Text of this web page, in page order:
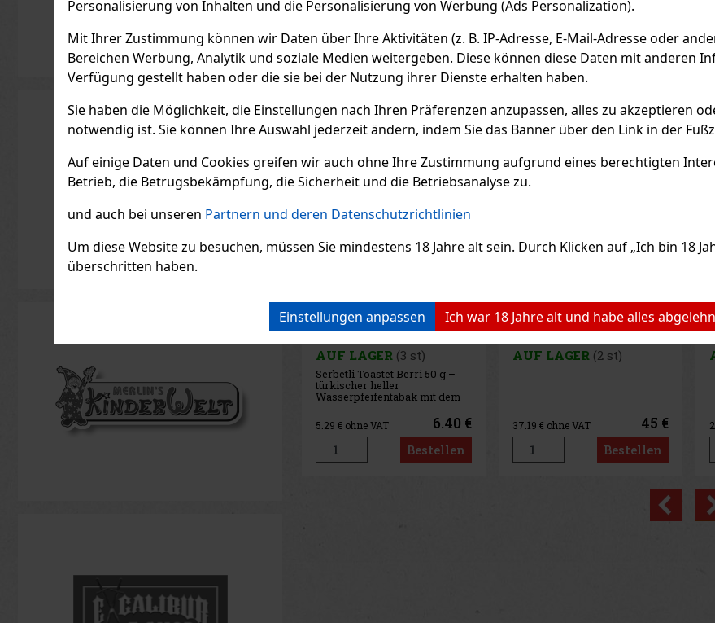
Personalisierung von Inhalten und die Personalisierung von Werbung (Ads Personalization).
Mit Ihrer Zustimmung können wir Daten über Ihre Aktivitäten (z. B. IP-Adresse, E-Mail-Adresse oder
Bereichen Werbung, Analytik und soziale Medien weitergeben. Diese können diese Daten mit anderen
Verfügung gestellt haben oder die sie bei der Nutzung ihrer Dienste erhalten haben.
Sie haben die Möglichkeit, die Einstellungen nach Ihren Präferenzen anzupassen, alles zu akzeptieren
notwendig ist. Sie können Ihre Auswahl jederzeit ändern, indem Sie das Banner über den Link in der
Auf einige Daten und Cookies greifen wir auch ohne Ihre Zustimmung aufgrund eines berechtigten
Betrieb, die Betrugsbekämpfung, die Sicherheit und die Betriebsanalyse zu.
und auch bei unseren Partnern und deren Datenschutzrichtlinien
Um diese Website zu besuchen, müssen Sie mindestens 18 Jahre alt sein. Durch Klicken auf „Ich bin 18
überschritten haben.
Einstellungen anpassen Ich war 18 Jahre alt und habe alles
EMPFOHLENE
Rabatt: 21%
türkischer heller
Wasserpfeifentabak mit dem
Geschmack einer würzigen
Mischung aus Himbeeren und
Brombeeren.
5.29€ ohne VAT
Rabatt: 24%
Joya de Nicaragua
Cinco de Cinco
Sampler 4er
AUF LAGER(2 st)
37.19€ ohne VAT 45 €
Bestellen
Rabatt: 50%
E-Zigarette LIO BASE
PRO - Onyx
AUF LAGER(5 st)
2.47 € ohne VAT 2.99 €
Bestellen